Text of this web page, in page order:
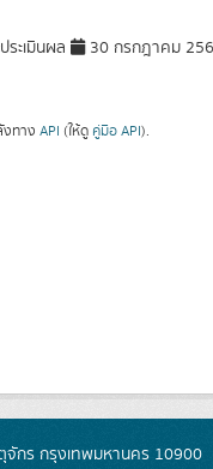
ะเมินผล 30 กรกฎาคม
ทาง API (ให้ดู คู่มือ API).
กร กรุงเทพมหานคร 10900